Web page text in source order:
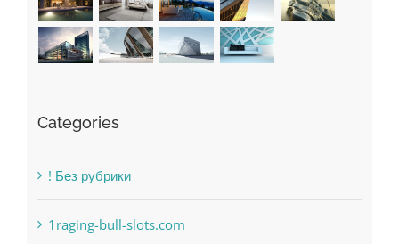
Categories
! Без рубрики
1raging-bull-slots.com